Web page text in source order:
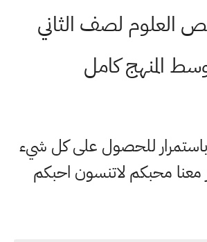
العلوم لصف الثاني
المنهج كامل
باستمرار للحصول على كل شيء
محبكم لاتنسون احبكم